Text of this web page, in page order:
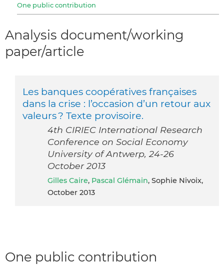
One public contribution
Analysis document/working
paper/article
Les banques coopératives françaises
dans la crise : l’occasion d’un retour aux
valeurs ? Texte provisoire.
4th CIRIEC International Research
Conference on Social Economy
University of Antwerp, 24-26
October 2013
Gilles Caire, Pascal Glémain, Sophie Nivoix,
October 2013
One public contribution